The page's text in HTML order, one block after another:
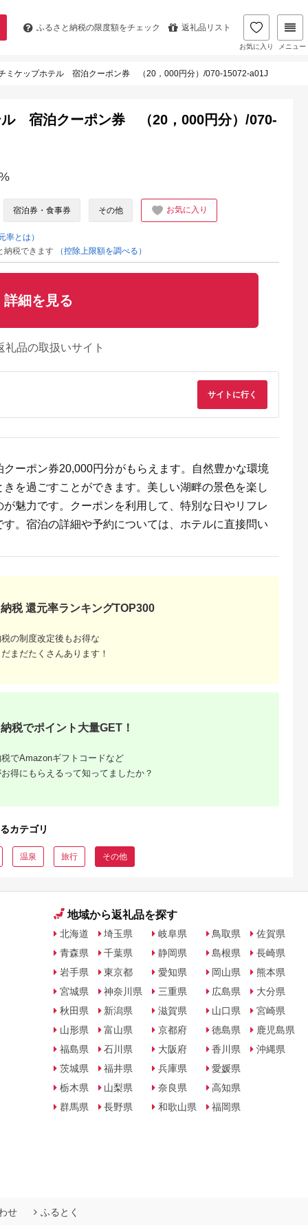
ふるさと納税の限度額をチェック 返礼品リスト
お気に入り メニュー
ミケップホテル 宿泊クーポン券 （20，000円分）/070-15072-a01J
河口湖町
円
大分県 由布市
寄付金額: 200,000 円
大分県 由布市
寄付金額:
大分県 由布市
宿泊クーポン券 （20，000円分）/070-
宿泊券・食事券 その他 お気に入り
率とは）
納税できます
（控除上限額を調べる）
詳細を見る
礼品の取扱いサイト
サイトに行く
ーポン券20,000円分がもらえます。自然豊かな環境
を過ごすことができます。美しい湖畔の景色を楽し
魅力です。クーポンを利用して、特別な日やリフレ
。宿泊の詳細や予約については、ホテルに直接問い
税 還元率ランキングTOP300
の制度改定後もお得な
まだたくさんあります！
税でポイント大量GET！
でAmazonギフトコードなど
得にもらえるって知ってましたか？
カテゴリ
温泉 旅行 その他
地域から返礼品を探す
北海道
青森県
岩手県
宮城県
秋田県
山形県
福島県
茨城県
栃木県
群馬県
埼玉県
千葉県
東京都
神奈川県
新潟県
富山県
石川県
福井県
山梨県
長野県
岐阜県
静岡県
愛知県
三重県
滋賀県
京都府
大阪府
兵庫県
奈良県
和歌山県
鳥取県
島根県
岡山県
広島県
山口県
徳島県
香川県
愛媛県
高知県
福岡県
佐賀県
長崎県
熊本県
大分県
宮崎県
鹿児島県
沖縄県
せ ふるとく